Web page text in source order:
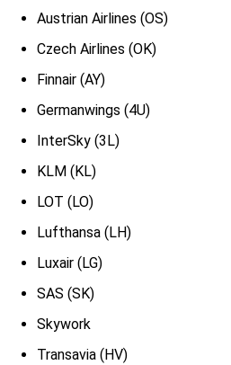
Austrian Airlines (OS)
Czech Airlines (OK)
Finnair (AY)
Germanwings (4U)
InterSky (3L)
KLM (KL)
LOT (LO)
Lufthansa (LH)
Luxair (LG)
SAS (SK)
Skywork
Transavia (HV)